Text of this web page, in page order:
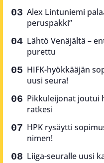
Alex Lintuniemi
peruspakki”
Lähtö Venäjältä –
purettu
HIFK-hyökkääjän
uusi seura!
Pikkuleijonat joutui
ratkesi
HPK rysäytti
nimen!
Liiga-seuralle uusi